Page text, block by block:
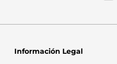
Información Legal